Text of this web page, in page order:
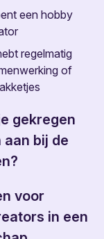
een hobby
regelmatig
of
gekregen
bij de
voor
in een